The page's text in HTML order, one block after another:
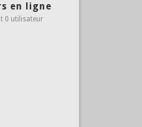
en ligne
0 utilisateur